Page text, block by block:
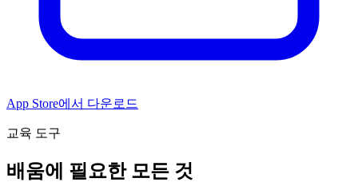
App Store에서 다운로드
교육 도구
배움에 필요한 모든 것